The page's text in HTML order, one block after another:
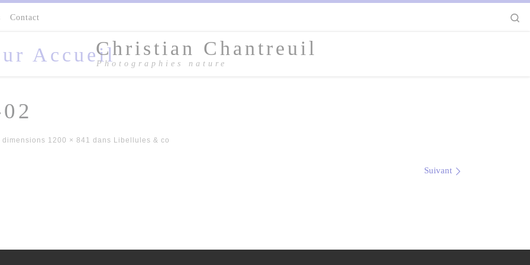
Contact
Christian Chantreuil
Photographies nature
dimensions 1200 × 841 dans Libellules & co
Suivant